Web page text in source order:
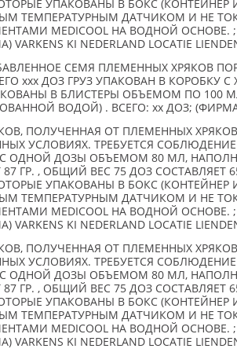
УПАКОВАНЫ В БОКС (КОНТЕЙНЕР
ТЕМПЕРАТУРНЫМ ДАТЧИКОМ И НЕ
MEDICOOL НА ВОДНОЙ ОСНОВЕ.
VARKENS KI NEDERLAND LOCATIE
СЕМЯ ПЛЕМЕННЫХ ХРЯКОВ
xxx ДОЗ ГРУЗ УПАКОВАН В КОРОБКУ
В БЛИСТЕРЫ ОБЪЕМОМ ПО 100
ВОДОЙ) . ВСЕГО: xx ДОЗ; (ФИРМА)
ПОЛУЧЕННАЯ ОТ ПЛЕМЕННЫХ
УСЛОВИЯХ. ТРЕБУЕТСЯ
ОДНОЙ ДОЗЫ ОБЪЕМОМ 80 МЛ,
87 ГР. , ОБЩИЙ ВЕС 75 ДОЗ СОСТАВЛЯЕТ
УПАКОВАНЫ В БОКС (КОНТЕЙНЕР
ТЕМПЕРАТУРНЫМ ДАТЧИКОМ И НЕ
MEDICOOL НА ВОДНОЙ ОСНОВЕ.
VARKENS KI NEDERLAND LOCATIE
ПОЛУЧЕННАЯ ОТ ПЛЕМЕННЫХ
УСЛОВИЯХ. ТРЕБУЕТСЯ
ОДНОЙ ДОЗЫ ОБЪЕМОМ 80 МЛ,
87 ГР. , ОБЩИЙ ВЕС 75 ДОЗ СОСТАВЛЯЕТ
УПАКОВАНЫ В БОКС (КОНТЕЙНЕР
ТЕМПЕРАТУРНЫМ ДАТЧИКОМ И НЕ
MEDICOOL НА ВОДНОЙ ОСНОВЕ.
VARKENS KI NEDERLAND LOCATIE